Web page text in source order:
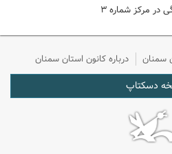
در مرکز شماره ۳
سمنان درباره کانون استان سمنان
دسکتاپ